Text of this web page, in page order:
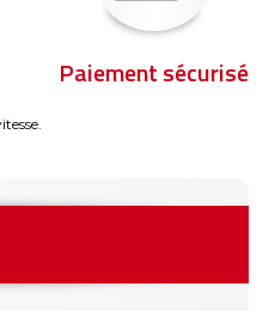
Paiement sécurisé